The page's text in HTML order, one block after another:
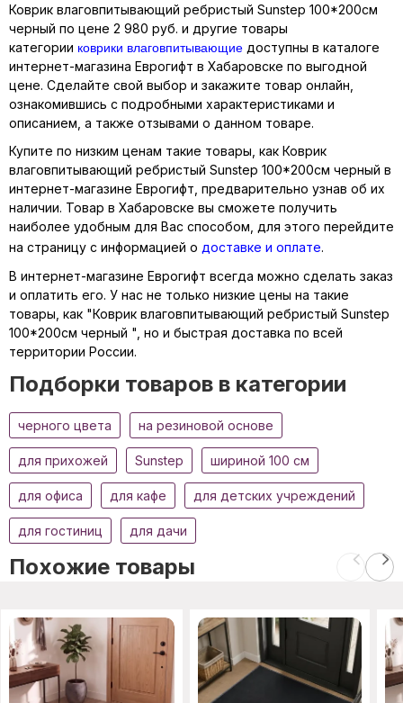
Коврик влаговпитывающий ребристый Sunstep 100*200см
черный по цене 2 980 руб. и другие товары
категории коврики влаговпитывающие доступны в каталоге
интернет-магазина Еврогифт в Хабаровске по выгодной
цене. Сделайте свой выбор и закажите товар онлайн,
ознакомившись с подробными характеристиками и
описанием, а также отзывами о данном товаре.
Купите по низким ценам такие товары, как Коврик
влаговпитывающий ребристый Sunstep 100*200см черный в
интернет-магазине Еврогифт, предварительно узнав об их
наличии. Товар в Хабаровске вы сможете получить
наиболее удобным для Вас способом, для этого перейдите
на страницу с информацией о доставке и оплате.
В интернет-магазине Еврогифт всегда можно сделать заказ
и оплатить его. У нас не только низкие цены на такие
товары, как "Коврик влаговпитывающий ребристый Sunstep
100*200см черный ", но и быстрая доставка по всей
территории России.
Подборки товаров в категории
черного цвета на резиновой основе
для прихожей Sunstep шириной 100 см
для офиса для кафе для детских учреждений
для гостиниц для дачи
Похожие товары